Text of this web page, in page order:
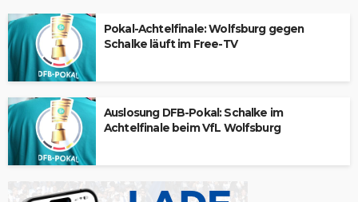
Pokal-Achtelfinale: Wolfsburg gegen
Schalke läuft im Free-TV
Auslosung DFB-Pokal: Schalke im
Achtelfinale beim VfL Wolfsburg